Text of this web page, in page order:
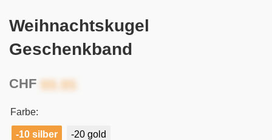
Weihnachtskugel
Geschenkband
CHF
Farbe:
-10 silber -20 gold